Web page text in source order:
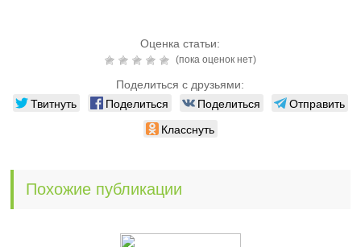
Оценка статьи:
(пока оценок нет)
Поделиться с друзьями:
Твитнуть Поделиться Поделиться
Отправить
Класснуть
Похожие публикации